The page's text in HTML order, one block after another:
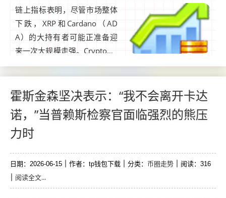
链上指标表明，尽管市场整体
下跌，XRP和Cardano（AD
A）的大持有者可能正准备迎
来一次大规模走强。CryptoQu
ant数据显示，币安的大量XRP
流入显著下降，尤其是超过10
0万代币的转账。尽管这些鲸
值期间持续保持高位，但随后
的下降表明卖出压力减弱，尽
霍斯金森坚决表示：“我不会离开卡达
诺，”当普赖斯检察官面临强烈的熊压
力时
日期：2026-06-15 作者：tp钱包下载 分类： 币圈走势 阅读：316
阅读全文...